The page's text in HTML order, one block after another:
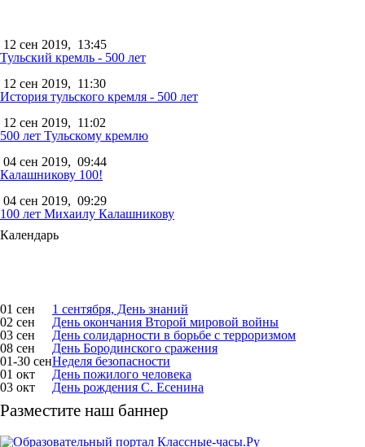
12 сен 2019, 13:45
Тульский кремль - 500 лет
12 сен 2019, 11:30
История тульского кремля - 500 лет
12 сен 2019, 11:02
500 лет Тульскому кремлю
04 сен 2019, 09:44
Калашникову 100!
04 сен 2019, 09:29
100 лет Михаилу Калашникову
Календарь
01 сен
1 сентября, День знаний
02 сен
День окончания Второй мировой войны
03 сен
День солидарности в борьбе с терроризмом
08 сен
День Бородинского сражения
01-30 сенНеделя безопасности
01 окт
День пожилого человека
03 окт
День рождения С. Есенина
Разместите наш баннер